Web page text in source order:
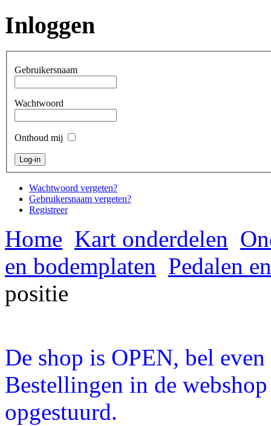
Inloggen
Gebruikersnaam
Wachtwoord
Onthoud mij
Wachtwoord vergeten?
Gebruikersnaam vergeten?
Registreer
Home Kart onderdelen
en bodemplaten Pedalen
positie
De shop is OPEN, bel
Bestellingen in de
opgestuurd.